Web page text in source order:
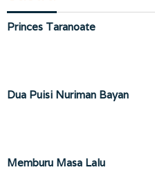
Princes Taranoate
Dua Puisi Nuriman Bayan
Memburu Masa Lalu